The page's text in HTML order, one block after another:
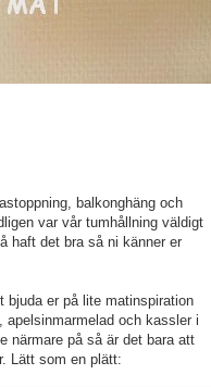
balkonghäng och
var vår tumhållning väldigt
haft det bra så ni känner er
bjuda er på lite matinspiration
och kassler i
närmare på så är det bara att
Lätt som en plätt: